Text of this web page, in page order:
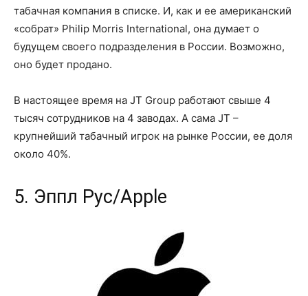
табачная компания в списке. И, как и ее американский
«собрат» Philip Morris International, она думает о
будущем своего подразделения в России. Возможно,
оно будет продано.
В настоящее время на JT Group работают свыше 4
тысяч сотрудников на 4 заводах. А сама JT –
крупнейший табачный игрок на рынке России, ее доля
около 40%.
5. Эппл Рус/Apple